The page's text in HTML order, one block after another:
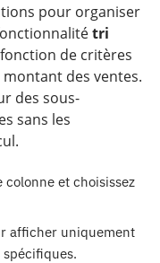
pour organiser
tri
de critères
des ventes.
des sous-
sans les
colonne et choisissez
afficher uniquement